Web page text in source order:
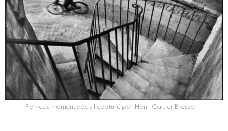
Fameux moment décisif capturé par Henri Cartier Bresson